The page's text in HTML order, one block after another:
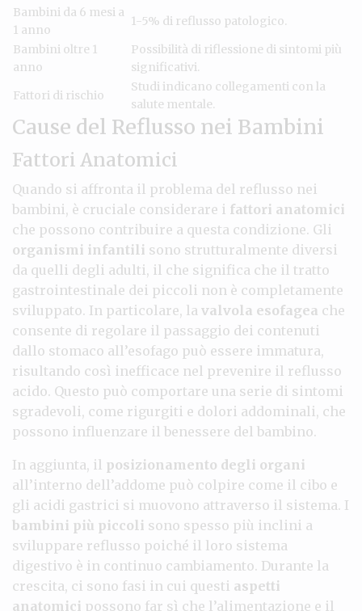
Bambini da 6 mesi a
1 anno
1-5% di reflusso patologico.
Bambini oltre 1
anno
Possibilità di riflessione di sintomi più
significativi.
Fattori di rischio
Studi indicano collegamenti con la
salute mentale.
Cause del Reflusso nei Bambini
Fattori Anatomici
Quando si affronta il problema del reflusso nei
bambini, è cruciale considerare i fattori anatomici
che possono contribuire a questa condizione. Gli
organismi infantili sono strutturalmente diversi
da quelli degli adulti, il che significa che il tratto
gastrointestinale dei piccoli non è completamente
sviluppato. In particolare, la valvola esofagea che
consente di regolare il passaggio dei contenuti
dallo stomaco all’esofago può essere immatura,
risultando così inefficace nel prevenire il reflusso
acido. Questo può comportare una serie di sintomi
sgradevoli, come rigurgiti e dolori addominali, che
possono influenzare il benessere del bambino.
In aggiunta, il posizionamento degli organi
all’interno dell’addome può colpire come il cibo e
gli acidi gastrici si muovono attraverso il sistema. I
bambini più piccoli sono spesso più inclini a
sviluppare reflusso poiché il loro sistema
digestivo è in continuo cambiamento. Durante la
crescita, ci sono fasi in cui questi aspetti
anatomici possono far sì che l’alimentazione e il